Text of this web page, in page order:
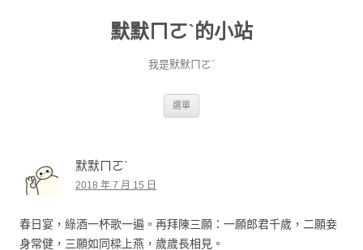
默默ㄇㄛˋ的小站
我是默默ㄇㄛˋ
選單
默默ㄇㄛˋ
2018 年 7 月 15 日
春日宴，綠酒一杯歌一遍。再拜陳三願：一願郎君千歲，二願妾
身常健，三願如同樑上燕，歲歲長相見。